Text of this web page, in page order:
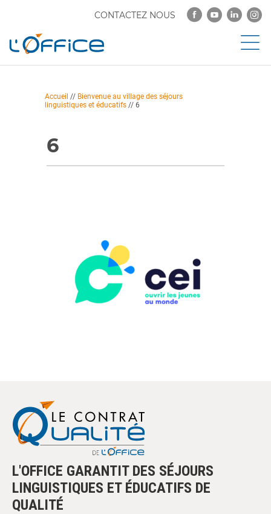
CONTACTEZ NOUS
Accueil // Bienvenue au village des séjours
linguistiques et éducatifs // 6
6
L'OFFICE GARANTIT DES SÉJOURS
LINGUISTIQUES ET ÉDUCATIFS DE
QUALITÉ